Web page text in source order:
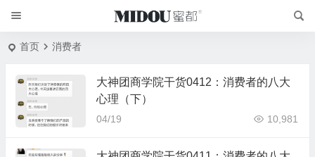
首页 消费者
大神团商学院干货0412：消费者的八大
心理（下）
04/19 10,981